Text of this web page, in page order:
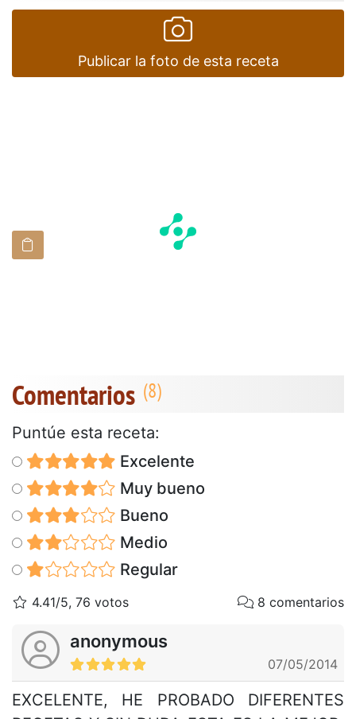
Publicar la foto de esta receta
Comentarios
Puntúe esta receta:
Excelente
Muy bueno
Bueno
Medio
Regular
4.41/5, 76 votos 8 comentarios
anonymous
07/05/2014
EXCELENTE, HE PROBADO DIFERENTES